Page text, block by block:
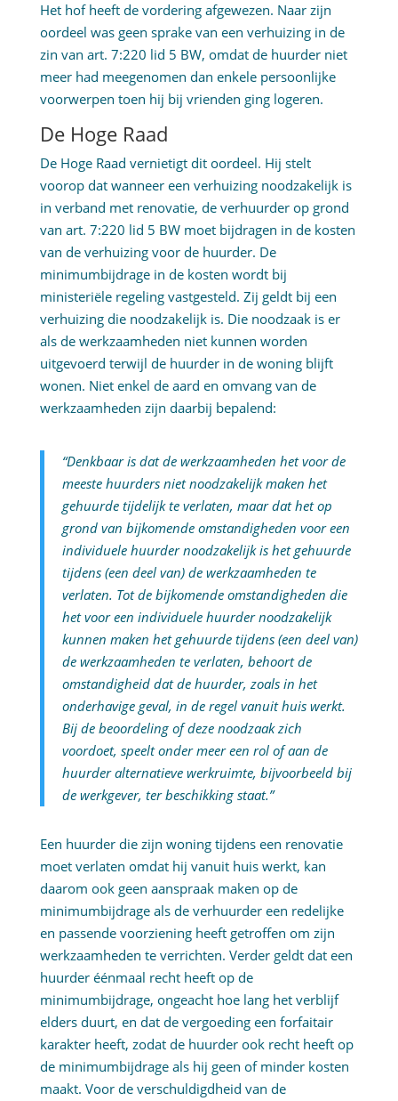
Het hof heeft de vordering afgewezen. Naar zijn
oordeel was geen sprake van een verhuizing in de
zin van art. 7:220 lid 5 BW, omdat de huurder niet
meer had meegenomen dan enkele persoonlijke
voorwerpen toen hij bij vrienden ging logeren.
De Hoge Raad
De Hoge Raad vernietigt dit oordeel. Hij stelt
voorop dat wanneer een verhuizing noodzakelijk is
in verband met renovatie, de verhuurder op grond
van art. 7:220 lid 5 BW moet bijdragen in de kosten
van de verhuizing voor de huurder. De
minimumbijdrage in de kosten wordt bij
ministeriële regeling vastgesteld. Zij geldt bij een
verhuizing die noodzakelijk is. Die noodzaak is er
als de werkzaamheden niet kunnen worden
uitgevoerd terwijl de huurder in de woning blijft
wonen. Niet enkel de aard en omvang van de
werkzaamheden zijn daarbij bepalend:
“Denkbaar is dat de werkzaamheden het voor de
meeste huurders niet noodzakelijk maken het
gehuurde tijdelijk te verlaten, maar dat het op
grond van bijkomende omstandigheden voor een
individuele huurder noodzakelijk is het gehuurde
tijdens (een deel van) de werkzaamheden te
verlaten. Tot de bijkomende omstandigheden die
het voor een individuele huurder noodzakelijk
kunnen maken het gehuurde tijdens (een deel van)
de werkzaamheden te verlaten, behoort de
omstandigheid dat de huurder, zoals in het
onderhavige geval, in de regel vanuit huis werkt.
Bij de beoordeling of deze noodzaak zich
voordoet, speelt onder meer een rol of aan de
huurder alternatieve werkruimte, bijvoorbeeld bij
de werkgever, ter beschikking staat.”
Een huurder die zijn woning tijdens een renovatie
moet verlaten omdat hij vanuit huis werkt, kan
daarom ook geen aanspraak maken op de
minimumbijdrage als de verhuurder een redelijke
en passende voorziening heeft getroffen om zijn
werkzaamheden te verrichten. Verder geldt dat een
huurder éénmaal recht heeft op de
minimumbijdrage, ongeacht hoe lang het verblijf
elders duurt, en dat de vergoeding een forfaitair
karakter heeft, zodat de huurder ook recht heeft op
de minimumbijdrage als hij geen of minder kosten
maakt. Voor de verschuldigdheid van de